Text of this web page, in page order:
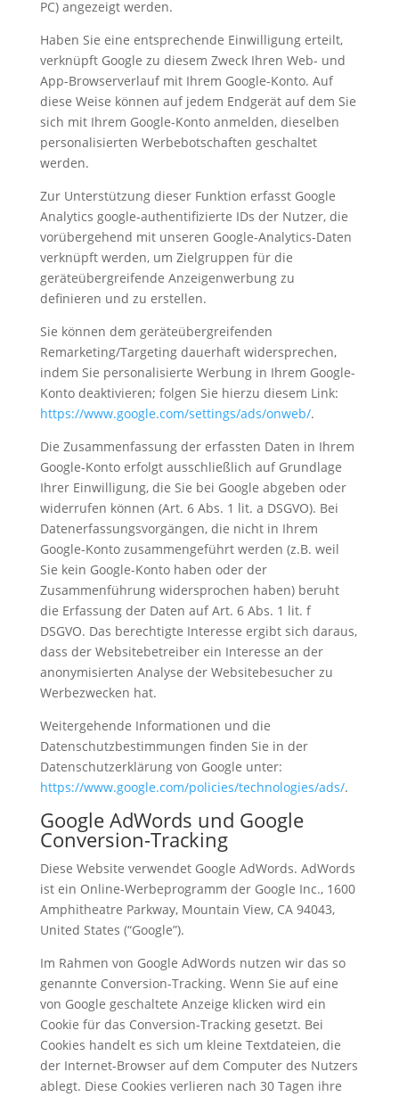
PC) angezeigt werden.
Haben Sie eine entsprechende Einwilligung erteilt,
verknüpft Google zu diesem Zweck Ihren Web- und
App-Browserverlauf mit Ihrem Google-Konto. Auf
diese Weise können auf jedem Endgerät auf dem Sie
sich mit Ihrem Google-Konto anmelden, dieselben
personalisierten Werbebotschaften geschaltet
werden.
Zur Unterstützung dieser Funktion erfasst Google
Analytics google-authentifizierte IDs der Nutzer, die
vorübergehend mit unseren Google-Analytics-Daten
verknüpft werden, um Zielgruppen für die
geräteübergreifende Anzeigenwerbung zu
definieren und zu erstellen.
Sie können dem geräteübergreifenden
Remarketing/Targeting dauerhaft widersprechen,
indem Sie personalisierte Werbung in Ihrem Google-
Konto deaktivieren; folgen Sie hierzu diesem Link:
https://www.google.com/settings/ads/onweb/.
Die Zusammenfassung der erfassten Daten in Ihrem
Google-Konto erfolgt ausschließlich auf Grundlage
Ihrer Einwilligung, die Sie bei Google abgeben oder
widerrufen können (Art. 6 Abs. 1 lit. a DSGVO). Bei
Datenerfassungsvorgängen, die nicht in Ihrem
Google-Konto zusammengeführt werden (z.B. weil
Sie kein Google-Konto haben oder der
Zusammenführung widersprochen haben) beruht
die Erfassung der Daten auf Art. 6 Abs. 1 lit. f
DSGVO. Das berechtigte Interesse ergibt sich daraus,
dass der Websitebetreiber ein Interesse an der
anonymisierten Analyse der Websitebesucher zu
Werbezwecken hat.
Weitergehende Informationen und die
Datenschutzbestimmungen finden Sie in der
Datenschutzerklärung von Google unter:
https://www.google.com/policies/technologies/ads/.
Google AdWords und Google
Conversion-Tracking
Diese Website verwendet Google AdWords. AdWords
ist ein Online-Werbeprogramm der Google Inc., 1600
Amphitheatre Parkway, Mountain View, CA 94043,
United States (“Google”).
Im Rahmen von Google AdWords nutzen wir das so
genannte Conversion-Tracking. Wenn Sie auf eine
von Google geschaltete Anzeige klicken wird ein
Cookie für das Conversion-Tracking gesetzt. Bei
Cookies handelt es sich um kleine Textdateien, die
der Internet-Browser auf dem Computer des Nutzers
ablegt. Diese Cookies verlieren nach 30 Tagen ihre